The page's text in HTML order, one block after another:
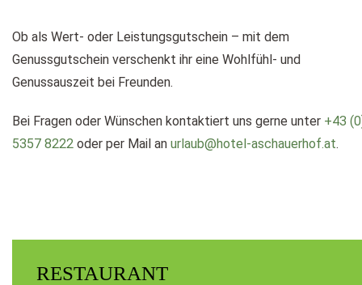
Ob als Wert- oder Leistungsgutschein – mit dem
Genussgutschein verschenkt ihr eine Wohlfühl- und
Genussauszeit bei Freunden.
Bei Fragen oder Wünschen kontaktiert uns gerne unter +43
5357 8222 oder per Mail an urlaub@hotel-aschauerhof.at.
RESTAURANT